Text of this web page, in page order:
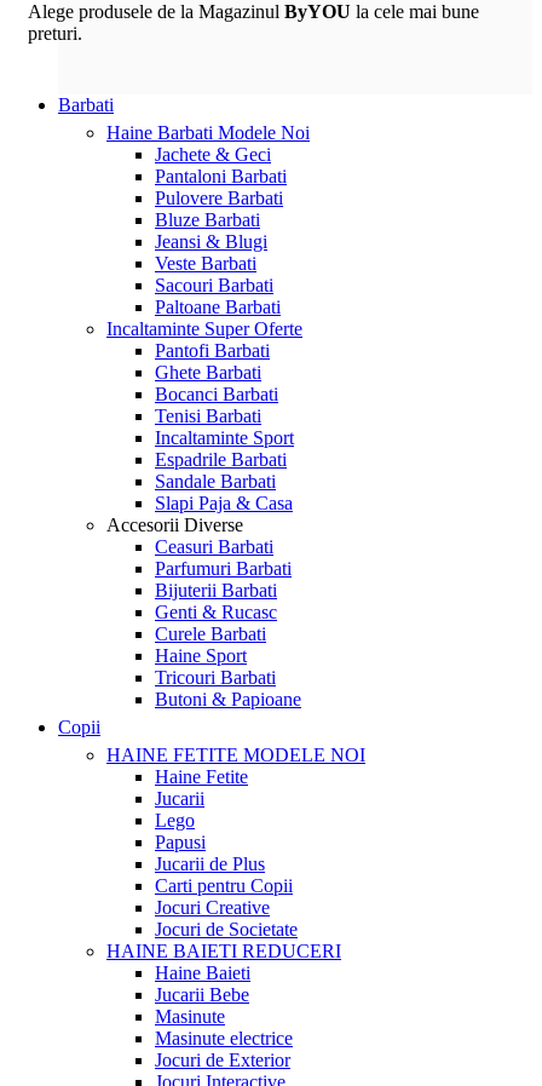
Alege produsele de la Magazinul ByYOU la cele mai bune
preturi.
Barbati
Haine Barbati Modele Noi
Jachete & Geci
Pantaloni Barbati
Pulovere Barbati
Bluze Barbati
Jeansi & Blugi
Veste Barbati
Sacouri Barbati
Paltoane Barbati
Incaltaminte Super Oferte
Pantofi Barbati
Ghete Barbati
Bocanci Barbati
Tenisi Barbati
Incaltaminte Sport
Espadrile Barbati
Sandale Barbati
Slapi Paja & Casa
Accesorii Diverse
Ceasuri Barbati
Parfumuri Barbati
Bijuterii Barbati
Genti & Rucasc
Curele Barbati
Haine Sport
Tricouri Barbati
Butoni & Papioane
Copii
HAINE FETITE MODELE NOI
Haine Fetite
Jucarii
Lego
Papusi
Jucarii de Plus
Carti pentru Copii
Jocuri Creative
Jocuri de Societate
HAINE BAIETI REDUCERI
Haine Baieti
Jucarii Bebe
Masinute
Masinute electrice
Jocuri de Exterior
Jocuri Interactive